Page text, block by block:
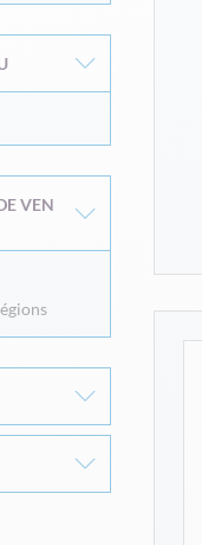
VEN